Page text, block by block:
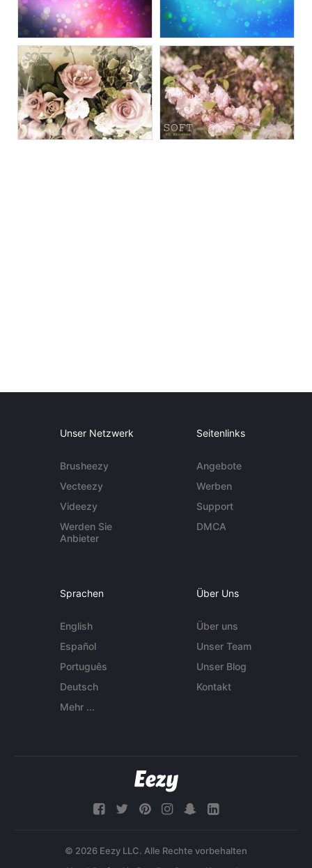
Unser Netzwerk
Brusheezy
Vecteezy
Videezy
Werden Sie
Anbieter
Seitenlinks
Angebote
Werben
Support
DMCA
Sprachen
English
Español
Português
Deutsch
Mehr ...
Über Uns
Über uns
Unser Team
Unser Blog
Kontakt
© 2026 Eezy LLC. Alle Rechte vorbehalten